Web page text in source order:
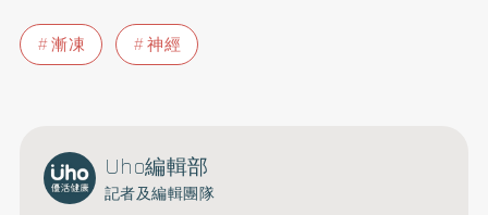
漸凍 神經
Uho編輯部
記者及編輯團隊